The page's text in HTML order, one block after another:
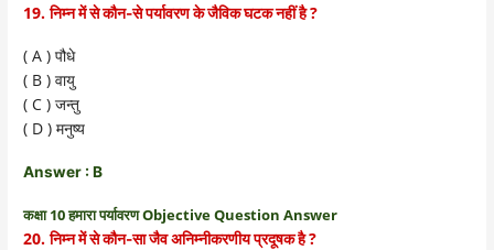
19.निम्न में से कौन-से पर्यावरण के जैविक घटक नहीं है?
( A )पौधे
( B )वायु
( C )जन्तु
( D )मनुष्य
Answer : B
कक्षा 10 हमारा पर्यावरण Objective Question Answer
20.निम्न में से कौन-सा जैव अनिम्नीकरणीय प्रदूषक है?